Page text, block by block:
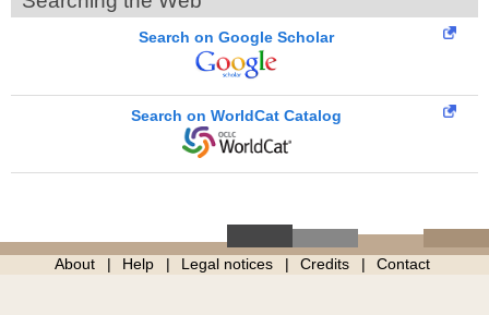
Search on Google Scholar
Search on WorldCat Catalog
About Help Legal notices Credits Contact